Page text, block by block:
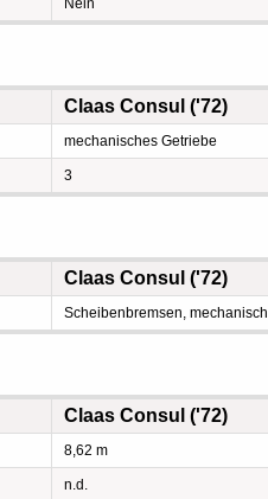
Nein
Claas Consul ('72)
mechanisches Getriebe
3
Claas Consul ('72)
Scheibenbremsen, mechanisch
Claas Consul ('72)
8,62 m
n.d.